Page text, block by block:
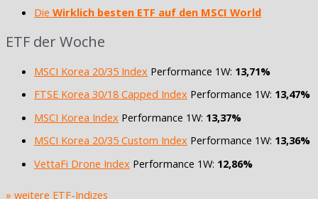
Die Wirklich besten ETF auf den MSCI World
ETF der Woche
MSCI Korea 20/35 Index Performance 1W: 13,71%
FTSE Korea 30/18 Capped Index Performance 1W: 13,47%
MSCI Korea Index Performance 1W: 13,37%
MSCI Korea 20/35 Custom Index Performance 1W: 13,36%
VettaFi Drone Index Performance 1W: 12,86%
» weitere ETF-Indizes